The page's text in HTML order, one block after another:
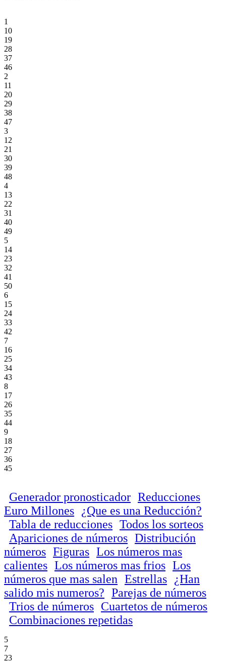
1
10
19
28
37
46
2
11
20
29
38
47
3
12
21
30
39
48
4
13
22
31
40
49
5
14
23
32
41
50
6
15
24
33
42
7
16
25
34
43
8
17
26
35
44
9
18
27
36
45
Generador pronosticador Reducciones
Euro Millones
¿Que es una Reducción?
Tabla de reducciones Todos los sorteos
Apariciones de números Distribución
números Figuras Los números mas
calientes Los números mas frios Los
números que mas salen Estrellas
¿Han
salido mis numeros? Parejas de números
Trios de números Cuartetos de números
Combinaciones repetidas
5
7
23